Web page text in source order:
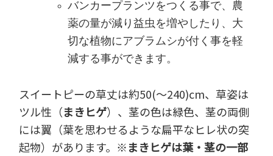
バンカープランツをつくる事で、農
薬の量が減り益虫を増やしたり、大
切な植物にアブラムシが付く事を軽
減する事ができます。
スイートピーの草丈は約50(～240)cm、草姿は
ツル性（まきヒゲ）、茎の色は緑色、茎の両側
には翼（葉を思わせるような扁平なヒレ状の突
起物）があります。※まきヒゲは葉・茎の一部